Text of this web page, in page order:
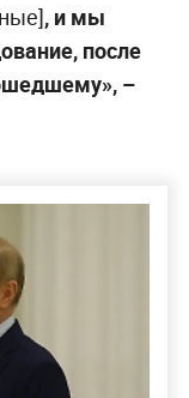
, и мы
после
–